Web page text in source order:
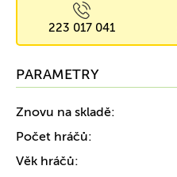
223 017 041
PARAMETRY
Znovu na skladě:
Počet hráčů:
Věk hráčů: